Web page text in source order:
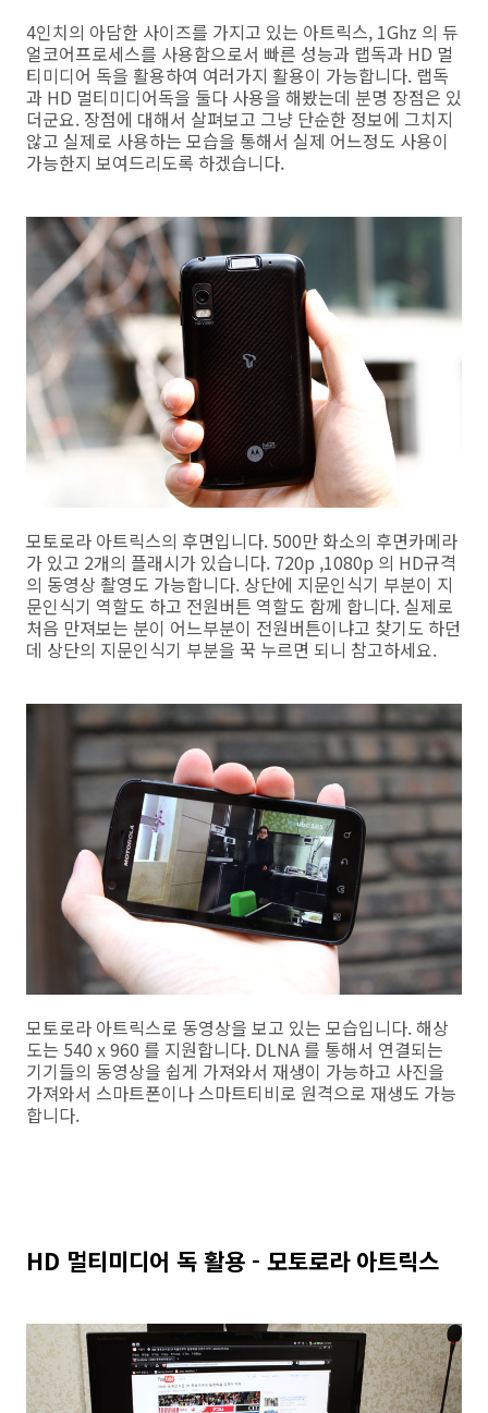
4인치의 아담한 사이즈를 가지고 있는 아트릭스, 1Ghz 의 듀
얼코어프로세스를 사용함으로서 빠른 성능과 랩독과 HD 멀
티미디어 독을 활용하여 여러가지 활용이 가능합니다. 랩독
과 HD 멀티미디어독을 둘다 사용을 해봤는데 분명 장점은 있
더군요. 장점에 대해서 살펴보고 그냥 단순한 정보에 그치지
않고 실제로 사용하는 모습을 통해서 실제 어느정도 사용이
가능한지 보여드리도록 하겠습니다.
모토로라 아트릭스의 후면입니다. 500만 화소의 후면카메라
가 있고 2개의 플래시가 있습니다. 720p ,1080p 의 HD규격
의 동영상 촬영도 가능합니다. 상단에 지문인식기 부분이 지
문인식기 역할도 하고 전원버튼 역할도 함께 합니다. 실제로
처음 만져보는 분이 어느부분이 전원버튼이냐고 찾기도 하던
데 상단의 지문인식기 부분을 꾹 누르면 되니 참고하세요.
모토로라 아트릭스로 동영상을 보고 있는 모습입니다. 해상
도는 540 x 960 를 지원합니다. DLNA 를 통해서 연결되는
기기들의 동영상을 쉽게 가져와서 재생이 가능하고 사진을
가져와서 스마트폰이나 스마트티비로 원격으로 재생도 가능
합니다.
HD 멀티미디어 독 활용 - 모토로라 아트릭스